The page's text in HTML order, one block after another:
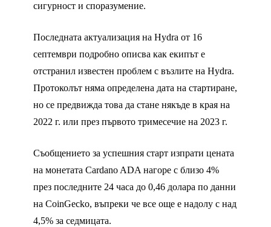
сигурност и споразумение.
Последната актуализация на Hydra от 16
септември подробно описва как екипът е
отстранил известен проблем с възлите на Hydra.
Протоколът няма определена дата на стартиране,
но се предвижда това да стане някъде в края на
2022 г. или през първото тримесечие на 2023 г.
Съобщението за успешния старт изпрати цената
на монетата Cardano ADA нагоре с близо 4%
през последните 24 часа до 0,46 долара по данни
на CoinGecko, въпреки че все още е надолу с над
4,5% за седмицата.